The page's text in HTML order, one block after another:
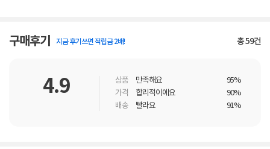
구매후기 지금 후기쓰면 적립금 2배! 총59건
4.9 상품 만족해요
95%
가격
합리적이에요
90%
배송
빨라요 91%